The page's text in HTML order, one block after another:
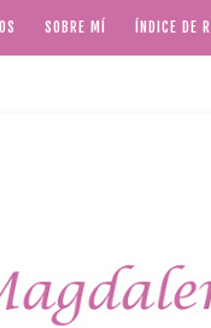
SOBRE MÍ ÍNDICE DE